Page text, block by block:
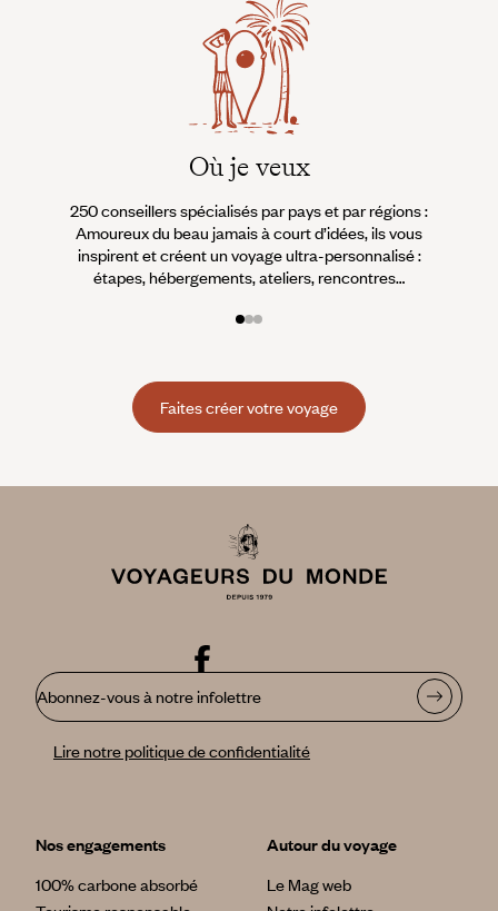
Où je veux
250 conseillers spécialisés par pays et par régions :
Amoureux du beau jamais à court d’idées, ils vous
inspirent et créent un voyage ultra-personnalisé :
étapes, hébergements, ateliers, rencontres…
Faites créer votre voyage
Abonnez-vous à notre infolettre
Lire notre politique de confidentialité
Nos engagements
100% carbone absorbé
Autour du voyage
Le Mag web